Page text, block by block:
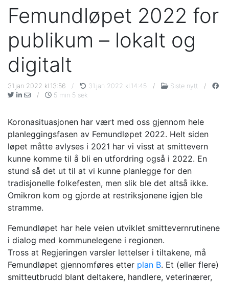
Femundløpet 2022 for
publikum – lokalt og
digitalt
31.jan 2022 kl.13:56 / 31.jan 2022 kl.14:45 / Siste nytt
/
/
5 min 5 sek
Koronasituasjonen har vært med oss gjennom hele
planleggingsfasen av Femundløpet 2022. Helt siden
løpet måtte avlyses i 2021 har vi visst at smittevern
kunne komme til å bli en utfordring også i 2022. En
stund så det ut til at vi kunne planlegge for den
tradisjonelle folkefesten, men slik ble det altså ikke.
Omikron kom og gjorde at restriksjonene igjen ble
stramme.
Femundløpet har hele veien utviklet smittevernrutinene
i dialog med kommunelegene i regionen.
Tross at Regjeringen varsler lettelser i tiltakene, må
Femundløpet gjennomføres etter plan B. Et (eller flere)
smitteutbrudd blant deltakere, handlere, veterinærer,